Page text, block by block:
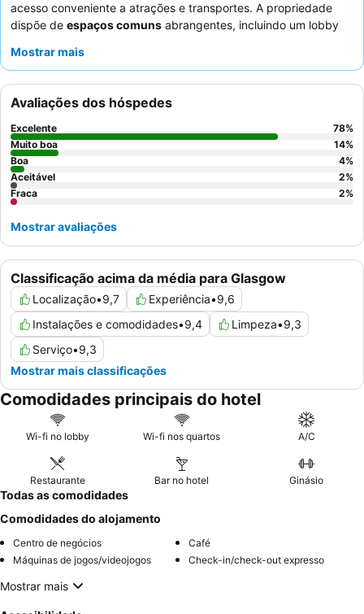
acesso conveniente a atrações e transportes. A propriedade
dispõe de espaços comuns abrangentes, incluindo um lobby
interação social. Os hóspedes elogiam consistentemente os
buffet de pequeno-almoço
experiência mais tranquila, os hóspedes devem solicitar um
quarto num andar superior.
Mostrar mais
Classificação acima da média para Glasgow
Localização•9,7 Experiência•9,6
Instalações e comodidades•9,4 Limpeza•9,3
Serviço•9,3
Mostrar mais classificações
Avaliações dos hóspedes
Excelente 78%
Muito boa
14%
Boa
4%
Aceitável
2%
Fraca
2%
Mostrar avaliações
Comodidades principais do hotel
Wi-fi no lobby Wi-fi nos quartos A/C
Restaurante Bar no hotel Ginásio
Todas as comodidades
Comodidades do alojamento
Centro de negócios
Café
Máquinas de jogos/videojogos
Check-in/check-out expresso
Mostrar mais